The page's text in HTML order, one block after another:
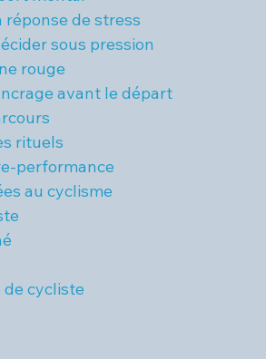
de stress
sous pression
rouge
avant le départ
rituels
performance
au cyclisme
cycliste